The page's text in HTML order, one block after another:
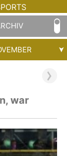
war